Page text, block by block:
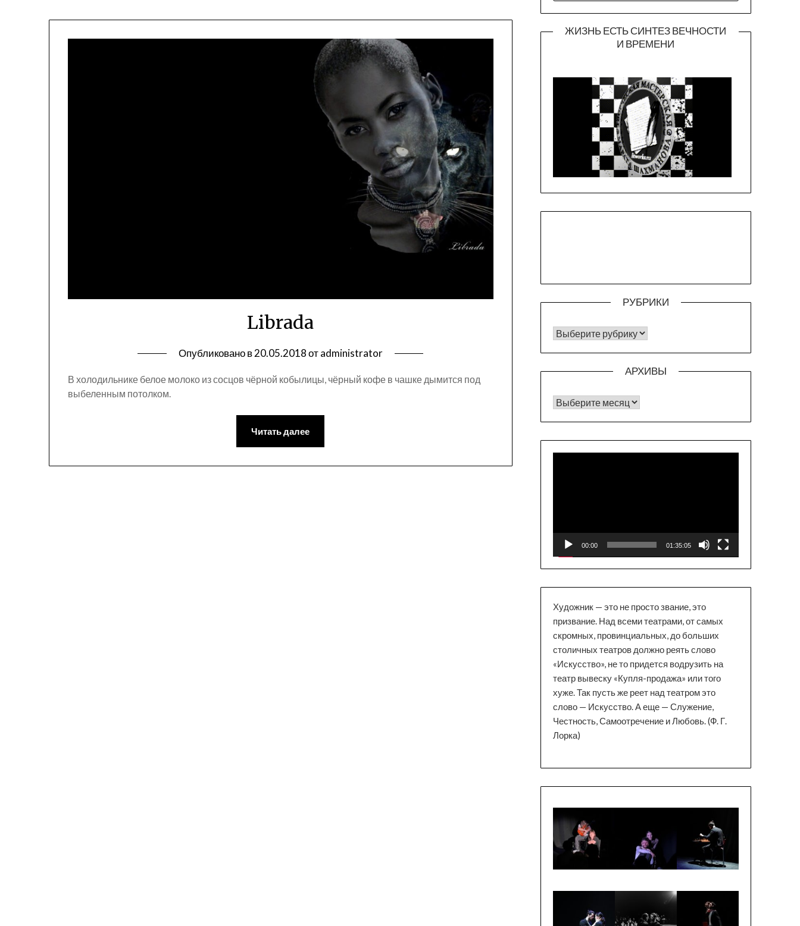
Librada
Опубликовано в20.05.2018отadministrator
В холодильнике белое молоко из сосцов чёрной кобылицы, чёрный кофе в чашке дымится под
выбеленным потолком.
Читать далее
ЖИЗНЬ ЕСТЬ СИНТЕЗ ВЕЧНОСТИ
И ВРЕМЕНИ
РУБРИКИ
РУБРИКИ
АРХИВЫ
Архивы
00:00 01:35:05
Художник — это не просто звание, это
призвание. Над всеми театрами, от самых
скромных, провинциальных, до больших
столичных театров должно реять слово
«Искусство», не то придется водрузить на
театр вывеску «Купля-продажа» или того
хуже. Так пусть же реет над театром это
слово — Искусство. А еще — Служение,
Честность, Самоотречение и Любовь. (Ф. Г.
Лорка)